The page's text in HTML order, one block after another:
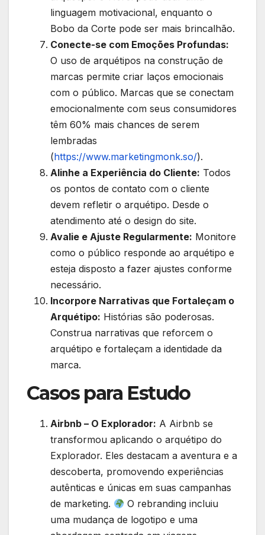
linguagem motivacional, enquanto o
Bobo da Corte pode ser mais brincalhão.
Conecte-se com Emoções Profundas:
O uso de arquétipos na construção de
marcas permite criar laços emocionais
com o público. Marcas que se conectam
emocionalmente com seus consumidores
têm 60% mais chances de serem
lembradas
(https://www.marketingmonk.so/).
Alinhe a Experiência do Cliente: Todos
os pontos de contato com o cliente
devem refletir o arquétipo. Desde o
atendimento até o design do site.
Avalie e Ajuste Regularmente: Monitore
como o público responde ao arquétipo e
esteja disposto a fazer ajustes conforme
necessário.
Incorpore Narrativas que Fortaleçam o
Arquétipo: Histórias são poderosas.
Construa narrativas que reforcem o
arquétipo e fortaleçam a identidade da
marca.
Casos para Estudo
Airbnb – O Explorador: A Airbnb se
transformou aplicando o arquétipo do
Explorador. Eles destacam a aventura e a
descoberta, promovendo experiências
autênticas e únicas em suas campanhas
de marketing.
O rebranding incluiu
uma mudança de logotipo e uma